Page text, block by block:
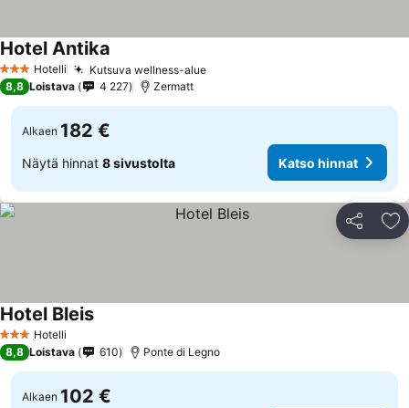
3 Tähtiluokitus
Hotelli Kutsuva wellness-alueKatso hinnat
Hotel Antika
8,8 Loistava 4 227 Zermatt
Alkaen 182 €
Näytä hinnat 8 sivustolta Katso hinnat
Jaa
3 Tähtiluokitus
Hotelli
Hotel BleisKatso hinnat
8,8 Loistava 610 Ponte di Legno
Alkaen 102 €